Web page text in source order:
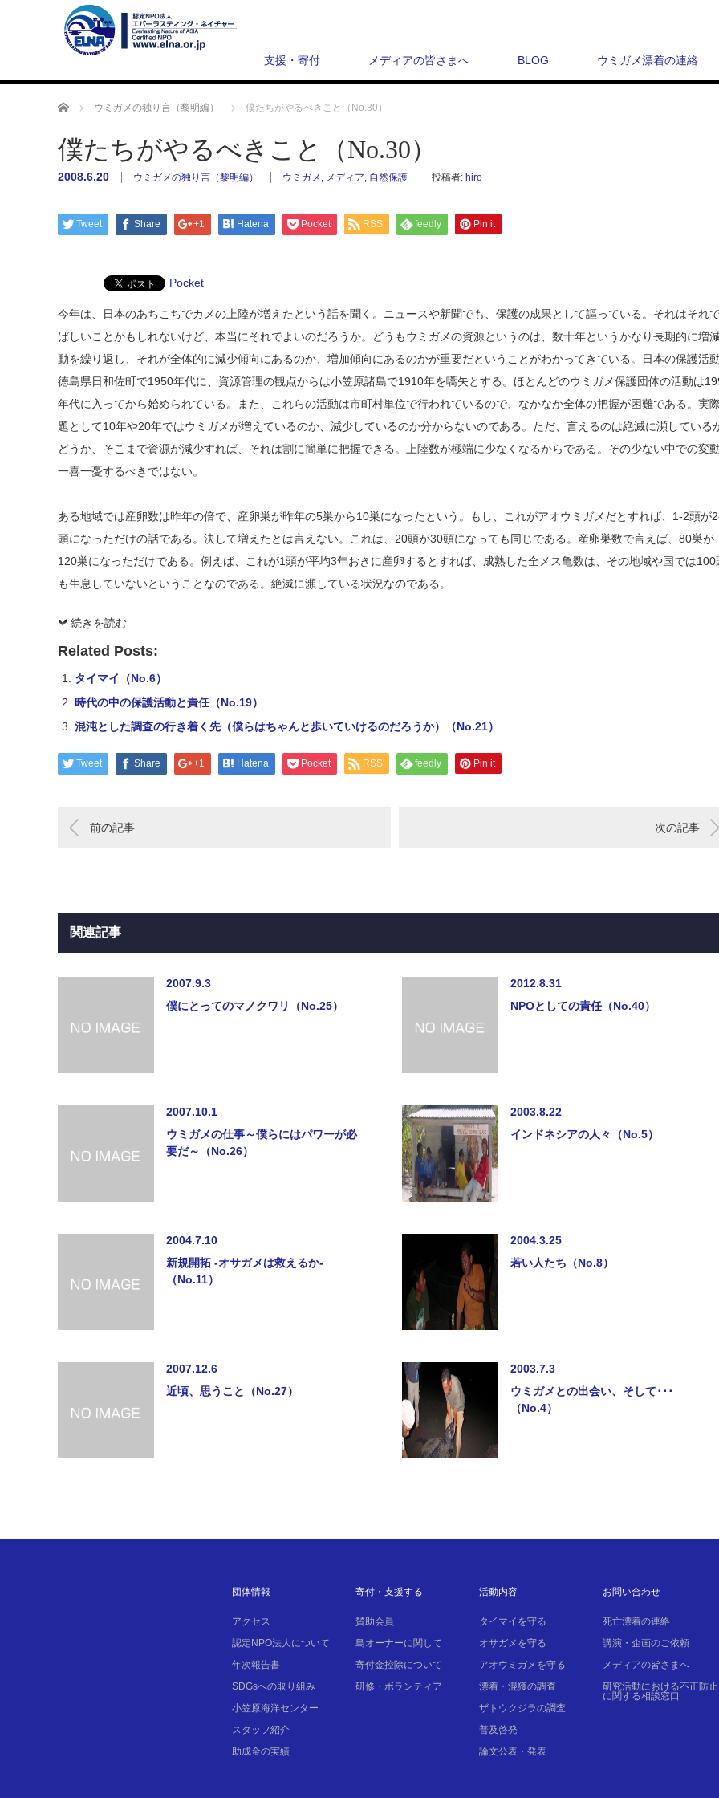
支援・寄付 メディアの皆さまへ BLOG ウミガメ漂着の連絡
ホーム ウミガメの独り言（黎明編） 僕たちがやるべきこと（No.30）
僕たちがやるべきこと（No.30）
2008.6.20 ウミガメの独り言（黎明編） ウミガメ , メディア, 自然保護 投稿者: hiro
Tweet Share +1 Hatena Pocket RSS feedly Pin it
Pocket
今年は、日本のあちこちでカメの上陸が増えたという話を聞く。ニュースや新聞でも、保護の成果として謳っている。それはそれ
ばしいことかもしれないけど、本当にそれでよいのだろうか。どうもウミガメの資源というのは、数十年というかなり長期的に増
動を繰り返し、それが全体的に減少傾向にあるのか、増加傾向にあるのかが重要だということがわかってきている。日本の保護活
徳島県日和佐町で1950年代に、資源管理の観点からは小笠原諸島で1910年を嚆矢とする。ほとんどのウミガメ保護団体の活動は
年代に入ってから始められている。また、これらの活動は市町村単位で行われているので、なかなか全体の把握が困難である。実
題として10年や20年ではウミガメが増えているのか、減少しているのか分からないのである。ただ、言えるのは絶滅に瀕している
どうか、そこまで資源が減少すれば、それは割に簡単に把握できる。上陸数が極端に少なくなるからである。その少ない中での変
一喜一憂するべきではない。
ある地域では産卵数は昨年の倍で、産卵巣が昨年の5巣から10巣になったという。もし、これがアオウミガメだとすれば、1-2頭が
頭になっただけの話である。決して増えたとは言えない。これは、20頭が30頭になっても同じである。産卵巣数で言えば、80巣が
120巣になっただけである。例えば、これが1頭が平均3年おきに産卵するとすれば、成熟した全メス亀数は、その地域や国では100
も生息していないということなのである。絶滅に瀕している状況なのである。
続きを読む
Related Posts:
タイマイ（No.6）
時代の中の保護活動と責任（No.19）
混沌とした調査の行き着く先（僕らはちゃんと歩いていけるのだろうか）（No.21）
Tweet Share +1 Hatena Pocket RSS feedly Pin it
前の記事 次の記事
関連記事
2007.9.3
僕にとってのマノクワリ（No.25）
2012.8.31
NPOとしての責任（No.40）
2007.10.1
ウミガメの仕事～僕らにはパワーが必
要だ～（No.26）
2003.8.22
インドネシアの人々（No.5）
2004.7.10
新規開拓 -オサガメは救えるか-
（No.11）
2004.3.25
若い人たち（No.8）
2007.12.6
近頃、思うこと（No.27）
2003.7.3
ウミガメとの出会い、そして･･･
（No.4）
団体情報
アクセス
認定NPO法人について
年次報告書
SDGsへの取り組み
小笠原海洋センター
スタッフ紹介
助成金の実績
寄付・支援する
賛助会員
島オーナーに関して
寄付金控除について
研修・ボランティア
活動内容
タイマイを守る
オサガメを守る
アオウミガメを守る
漂着・混獲の調査
ザトウクジラの調査
普及啓発
論文公表・発表
お問い合わせ
死亡漂着の連絡
講演・企画のご依頼
メディアの皆さまへ
研究活動における不正防止
に関する相談窓口